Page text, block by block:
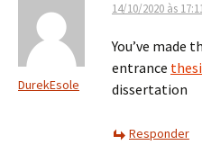
DurekEsole
14/10/2020 às
You’ve made
entrance
dissertation
Responder